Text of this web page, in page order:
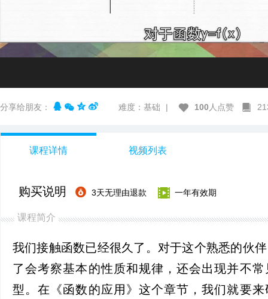
分享给朋友： 难度：基础 | 100 人点赞
课程详情 视频列表
购买说明 3天无理由退款 一年有效期
课程简介
我们接触函数已经很久了。对于这个熟悉的伙
了会考察基本的性质和规律，还会出现并不
型。在《函数的应用》这个章节，我们就要来